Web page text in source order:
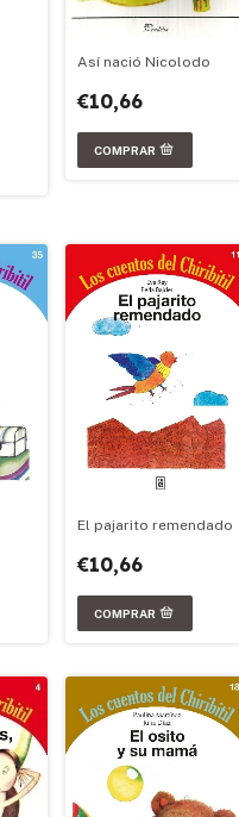
Así nació Nicolodo
€10,66
El pajarito remendado
€10,66